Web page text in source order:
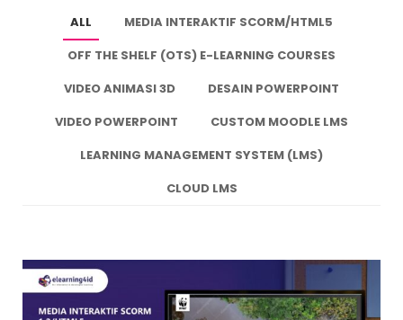
ALL
MEDIA INTERAKTIF SCORM/HTML5
OFF THE SHELF (OTS) E-LEARNING COURSES
VIDEO ANIMASI 3D
DESAIN POWERPOINT
VIDEO POWERPOINT
CUSTOM MOODLE LMS
LEARNING MANAGEMENT SYSTEM (LMS)
CLOUD LMS